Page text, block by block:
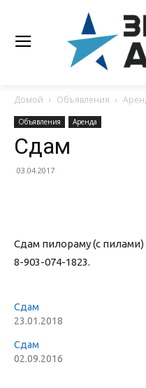
Домой Объявления
Объявления Аренда
Сдам
03.04.2017
Сдам пилораму (с
8-903-074-1823.
Сдам
23.01.2018
Сдам
02.09.2016